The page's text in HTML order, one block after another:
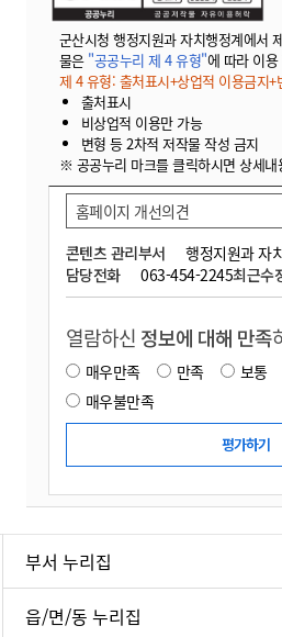
군산시청 행정지원과 자치행정계에서
물은 "공공누리 제 4 유형"에 따라 이
제 4 유형: 출처표시+상업적 이용금지+
출처표시
비상업적 이용만 가능
변형 등 2차적 저작물 작성 금지
※ 공공누리 마크를 클릭하시면 상세
콘텐츠 관리부서
행정지원과 자
담당전화
063-454-2245최근수
홈페이지 개선의견
열람하신 정보에 대해 만족
매우만족 만족 보통
매우불만족
부서 누리집
읍/면/동 누리집